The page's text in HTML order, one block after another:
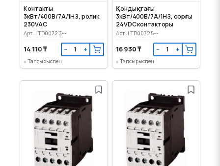
Контакты
3кВт/400В/7А/1НЗ, ролик
230VAC
Арт: LTD00723--
14 110 ₸ − +
Тапсырыспен
Қондықтағы
3кВт/400В/7А/1НЗ, сорғы
24VDC контакторы
Арт: LTD00725--
16 930 ₸ − +
Тапсырыспен